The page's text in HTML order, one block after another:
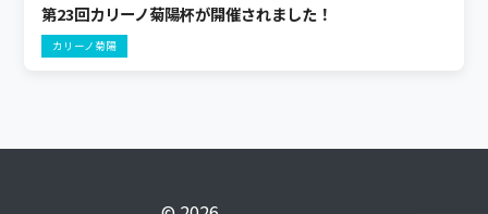
第23回カリーノ菊陽杯が開催されました！
カリーノ菊陽